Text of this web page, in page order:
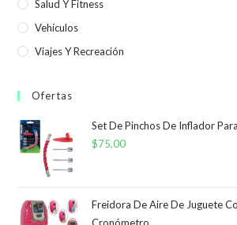
Salud Y Fitness
Vehículos
Viajes Y Recreación
Ofertas
Set De Pinchos De Inflador
$75,00
Freidora De Aire De Juguete